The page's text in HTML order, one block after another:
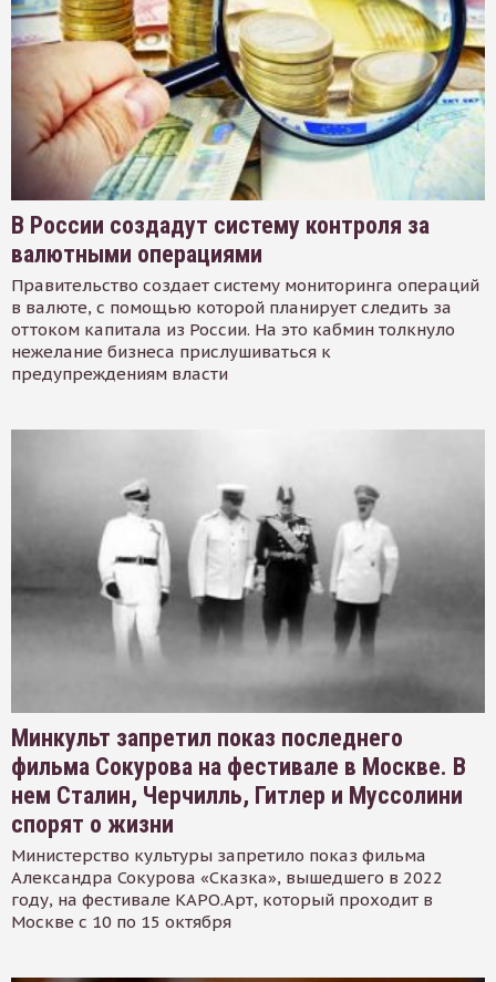
В России создадут систему контроля за
валютными операциями
Правительство создает систему мониторинга операций
в валюте, с помощью которой планирует следить за
оттоком капитала из России. На это кабмин толкнуло
нежелание бизнеса прислушиваться к
предупреждениям власти
Минкульт запретил показ последнего
фильма Сокурова на фестивале в Москве. В
нем Сталин, Черчилль, Гитлер и Муссолини
спорят о жизни
Министерство культуры запретило показ фильма
Александра Сокурова «Сказка», вышедшего в 2022
году, на фестивале КАРО.Арт, который проходит в
Москве с 10 по 15 октября